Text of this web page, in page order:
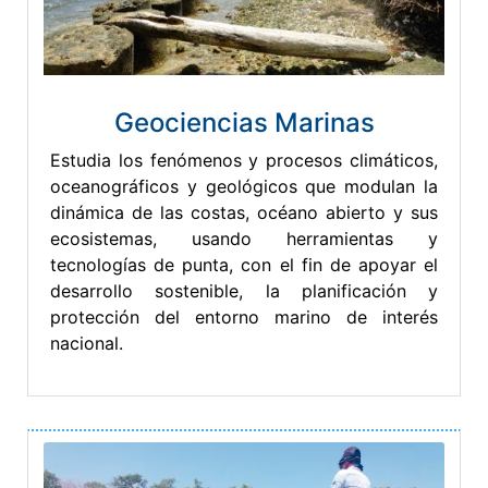
Geociencias Marinas
Estudia los fenómenos y procesos climáticos,
oceanográficos y geológicos que modulan la
dinámica de las costas, océano abierto y sus
ecosistemas, usando herramientas y
tecnologías de punta, con el fin de apoyar el
desarrollo sostenible, la planificación y
protección del entorno marino de interés
nacional.